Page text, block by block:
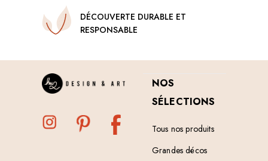
DÉCOUVERTE DURABLE ET
RESPONSABLE
NOS
SÉLECTIONS
Tous nos produits
Grandes décos